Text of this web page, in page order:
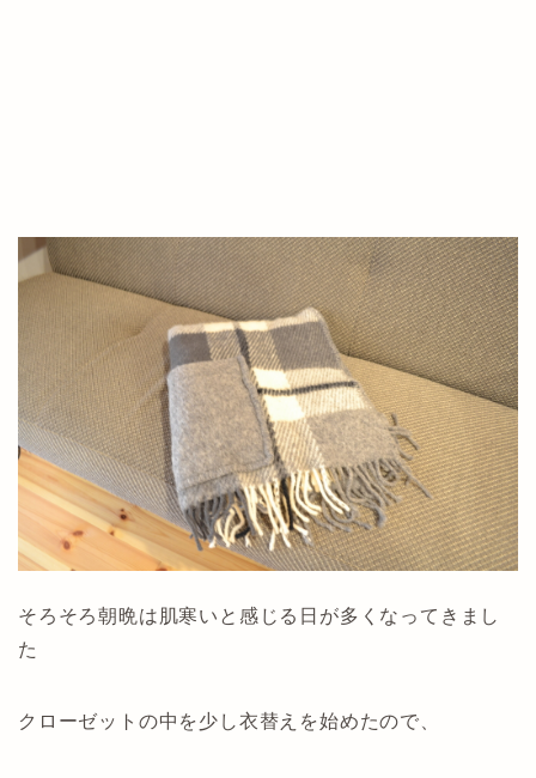
そろそろ朝晩は肌寒いと感じる日が多くなってきまし
た
クローゼットの中を少し衣替えを始めたので、